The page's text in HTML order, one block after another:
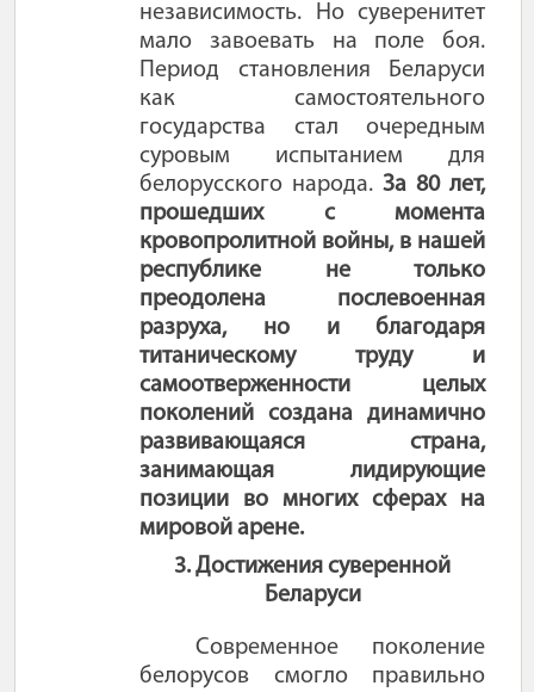
независимость. Но суверенитет
мало завоевать на поле боя.
Период становления Беларуси
как самостоятельного
государства стал очередным
суровым испытанием для
белорусского народа.За 80 лет,
прошедших с момента
кровопролитной войны, в нашей
республике не только
преодолена послевоенная
разруха, но и благодаря
титаническому труду и
самоотверженности целых
поколений создана динамично
развивающаяся страна,
занимающая лидирующие
позиции во многих сферах на
мировой арене.
3. Достижения суверенной
Беларуси
Современное поколение
белорусов смогло правильно